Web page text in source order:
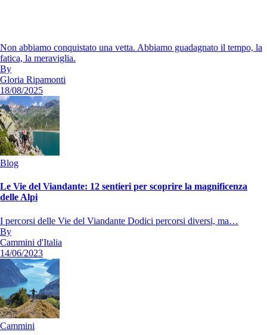
Non abbiamo conquistato una vetta. Abbiamo guadagnato il tempo, la
fatica, la meraviglia.
By
Gloria Ripamonti
18/08/2025
Blog
Le Vie del Viandante: 12 sentieri per scoprire la magnificenza
delle Alpi
I percorsi delle Vie del Viandante Dodici percorsi diversi, ma…
By
Cammini d'Italia
14/06/2023
Cammini